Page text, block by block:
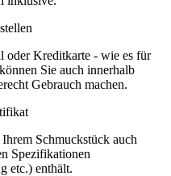
oder Kreditkarte - wie es für
Sie auch innerhalb
Gebrauch machen.
Schmuckstück auch
Spezifikationen
etc.) enthält.